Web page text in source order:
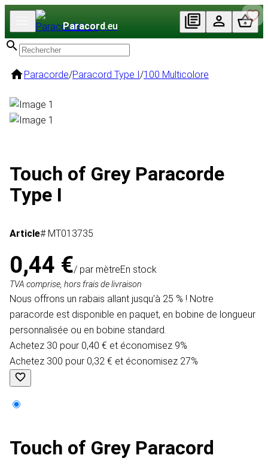
Paracord.eu
Paracorde/Paracord Type I/100 Multicolore
Touch of Grey Paracorde
Type I
Article# MT013735
0,44 €/ par mètreEn stock
TVA comprise, hors frais de livraison
Nous offrons un rabais allant jusqu'à 25 % ! Notre
paracorde est disponible en paquet, en bobine de longueur
personnalisée ou en bobine standard.
Achetez 30 pour 0,40 € et économisez 9%
Achetez 300 pour 0,32 € et économisez 27%
Touch of Grey Paracord